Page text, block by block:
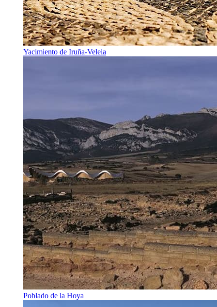
Yacimiento de Iruña-Veleia
Poblado de la Hoya